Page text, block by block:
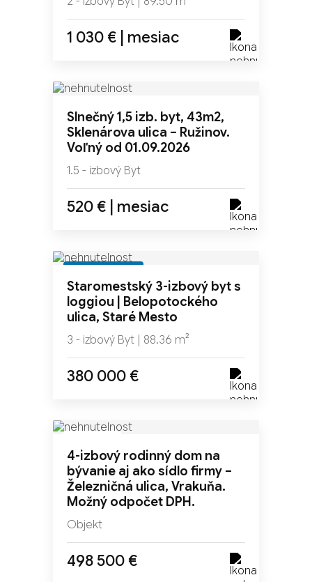
1 030 € | mesiac
Slnečný 1,5 izb. byt, 43m2,
Sklenárova ulica – Ružinov.
Voľný od 01.09.2026
1.5 - izbový Byt
520 € | mesiac
Staromestský 3-izbový byt s
loggiou | Belopotockého
ulica, Staré Mesto
3 - izbový Byt | 88.36 m²
380 000 €
TOP
4-izbový rodinný dom na
bývanie aj ako sídlo firmy –
Železničná ulica, Vrakuňa.
Možný odpočet DPH.
Objekt
498 500 €